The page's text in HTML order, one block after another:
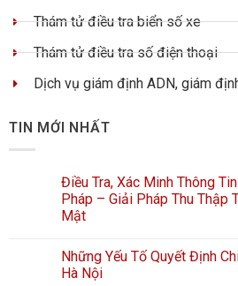
Thám tử điều tra biển số xe
Thám tử điều tra số điện thoại
Dịch vụ giám định ADN, giám
TIN MỚI NHẤT
Điều Tra, Xác Minh Thông
Pháp – Giải Pháp Thu Thập
Mật
Những Yếu Tố Quyết Định
Hà Nội